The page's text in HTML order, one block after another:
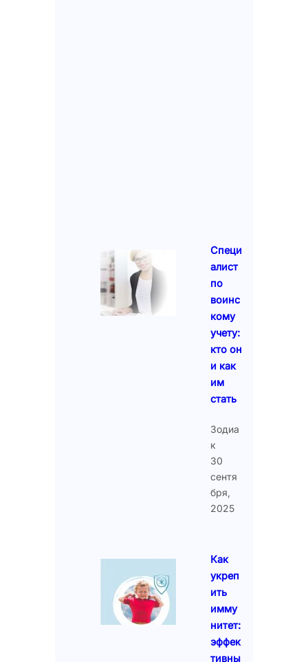
Специ
алист
по
воинс
кому
учету:
кто он
и как
им
стать
Зодиа
к
30
сентя
бря,
2025
Как
укреп
ить
имму
нитет:
эффек
тивны